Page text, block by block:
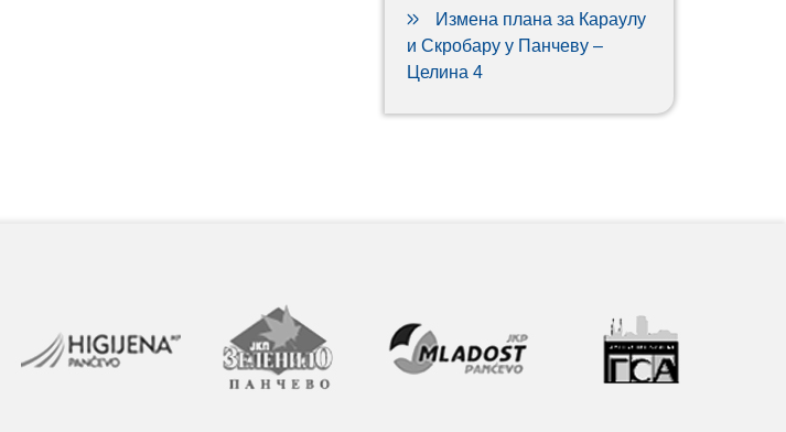
Измена плана за Караулу
и Скробару у Панчеву –
Целина 4